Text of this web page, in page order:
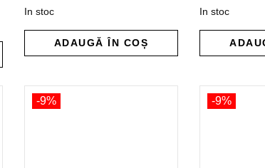
In stoc
ADAUGĂ ÎN COȘ
In stoc
-9% -9%